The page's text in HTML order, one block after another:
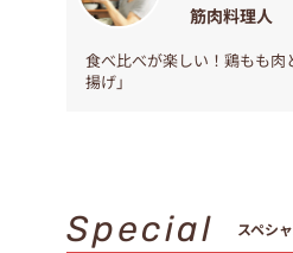
筋肉料理人
食べ比べが楽しい！鶏もも肉
揚げ」
Special スペシ